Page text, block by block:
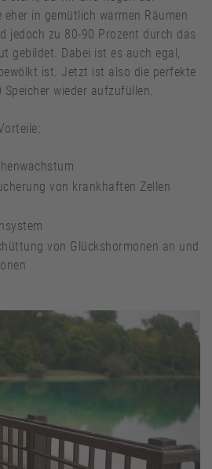
in gemütlich warmen Räumen
jedoch zu 80-90 Prozent durch das
gebildet. Dabei ist es auch egal,
ist. Jetzt ist also die perfekte
wieder aufzufüllen.
von krankhaften Zellen
von Glückshormonen an und